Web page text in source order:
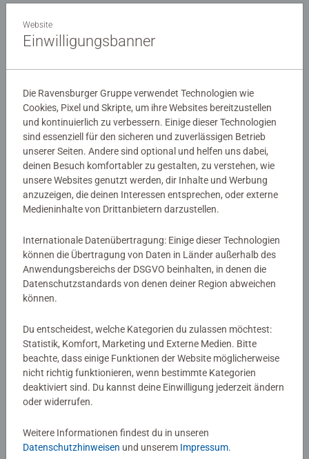
Wo finde ich die Chargenummern auf dem Produkt?
Die Chargennummern findest du auf der Unterseite der
blattförmigen Flügel). Im Zweifel empfehlen wir eine
Rücksendung des Produkts.
Website
Einwilligungsbanner
Die Ravensburger Gruppe verwendet Technologien wie
Cookies, Pixel und Skripte, um ihre Websites bereitzustellen
und kontinuierlich zu verbessern. Einige dieser Technologien
sind essenziell für den sicheren und zuverlässigen Betrieb
unserer Seiten. Andere sind optional und helfen uns dabei,
deinen Besuch komfortabler zu gestalten, zu verstehen, wie
unsere Websites genutzt werden, dir Inhalte und Werbung
anzuzeigen, die deinen Interessen entsprechen, oder externe
Medieninhalte von Drittanbietern darzustellen.
Internationale Datenübertragung: Einige dieser Technologien
können die Übertragung von Daten in Länder außerhalb des
Anwendungsbereichs der DSGVO beinhalten, in denen die
Datenschutzstandards von denen deiner Region abweichen
können.
Du entscheidest, welche Kategorien du zulassen möchtest:
Statistik, Komfort, Marketing und Externe Medien. Bitte
beachte, dass einige Funktionen der Website möglicherweise
nicht richtig funktionieren, wenn bestimmte Kategorien
deaktiviert sind. Du kannst deine Einwilligung jederzeit ändern
oder widerrufen.
Weitere Informationen findest du in unseren
Datenschutzhinweisen und unserem Impressum.